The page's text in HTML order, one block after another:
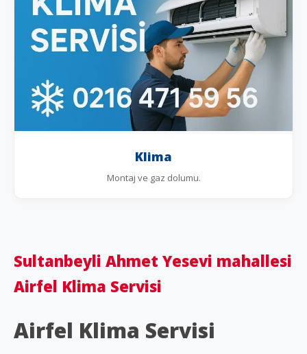
Klima
Montaj ve gaz dolumu.
Sultanbeyli Ahmet Yesevi mahallesi
Airfel Klima Servisi
Airfel Klima Servisi